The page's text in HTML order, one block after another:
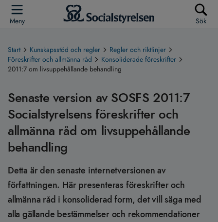
Meny Sök
Start Kunskapsstöd och regler
Regler och riktlinjer
Föreskrifter och allmänna råd
Konsoliderade föreskrifter
2011:7 om livsuppehållande behandling
Senaste version av SOSFS 2011:7
Socialstyrelsens föreskrifter och
allmänna råd om livsuppehållande
behandling
Detta är den senaste internetversionen av
författningen. Här presenteras föreskrifter och
allmänna råd i konsoliderad form, det vill säga med
alla gällande bestämmelser och rekommendationer